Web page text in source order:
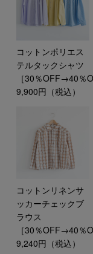
コットンポリエス
テルタックシャツ
［30％OFF→40％
9,900円（税込）
コットンリネンサ
ッカーチェックブ
ラウス
［30％OFF→40％
9,240円（税込）